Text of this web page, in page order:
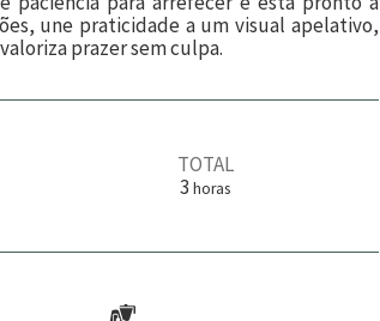
une praticidade a um visual apelativo,
prazer sem culpa.
TOTAL
3h
a
horas